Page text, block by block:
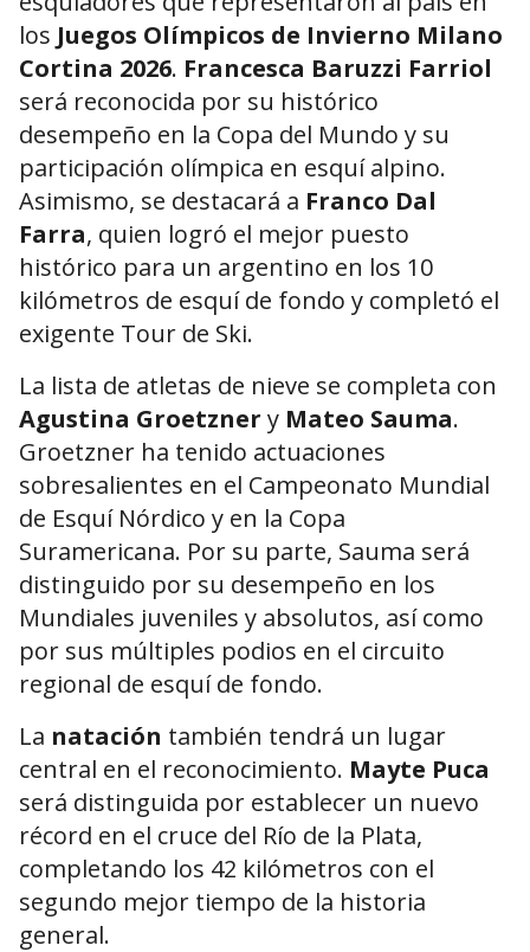
los Juegos Olímpicos de Invierno Milano
Cortina 2026. Francesca Baruzzi Farriol
será reconocida por su histórico
desempeño en la Copa del Mundo y su
participación olímpica en esquí alpino.
Asimismo, se destacará a Franco Dal
Farra, quien logró el mejor puesto
histórico para un argentino en los 10
kilómetros de esquí de fondo y completó el
exigente Tour de Ski.
La lista de atletas de nieve se completa con
Agustina Groetzner y Mateo Sauma.
Groetzner ha tenido actuaciones
sobresalientes en el Campeonato Mundial
de Esquí Nórdico y en la Copa
Suramericana. Por su parte, Sauma será
distinguido por su desempeño en los
Mundiales juveniles y absolutos, así como
por sus múltiples podios en el circuito
regional de esquí de fondo.
La natación también tendrá un lugar
central en el reconocimiento. Mayte Puca
será distinguida por establecer un nuevo
récord en el cruce del Río de la Plata,
completando los 42 kilómetros con el
segundo mejor tiempo de la historia
general.